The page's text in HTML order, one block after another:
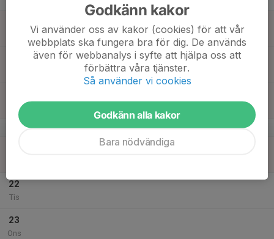
Sön
v.17
22
Tis
23
Ons
Godkänn kakor
Vi använder oss av kakor (cookies) för att vår
webbplats ska fungera bra för dig. De används
även för webbanalys i syfte att hjälpa oss att
förbättra våra tjänster.
Så använder vi cookies
Godkänn alla kakor
Bara nödvändiga